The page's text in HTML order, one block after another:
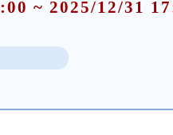
~ 2025/12/31